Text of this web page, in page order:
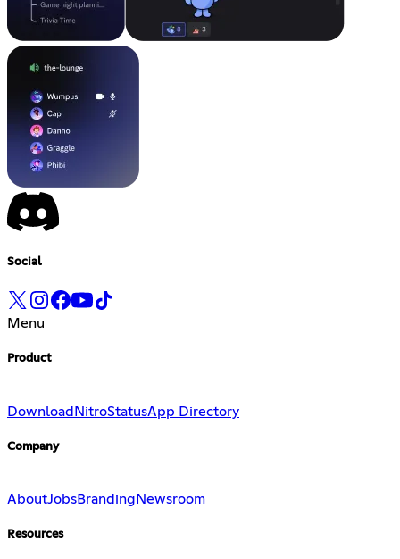
Social
Menu
Product
DownloadNitroStatusApp Directory
Company
AboutJobsBranding Newsroom
Resources